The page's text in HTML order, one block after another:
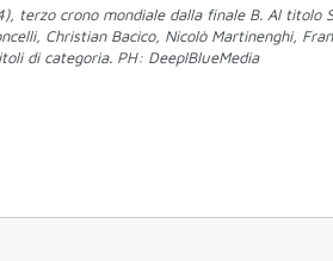
terzo crono mondiale dalla finale B. Al titolo
Christian Bacico, Nicolò Martinenghi,
di categoria. PH: DeeplBlueMedia